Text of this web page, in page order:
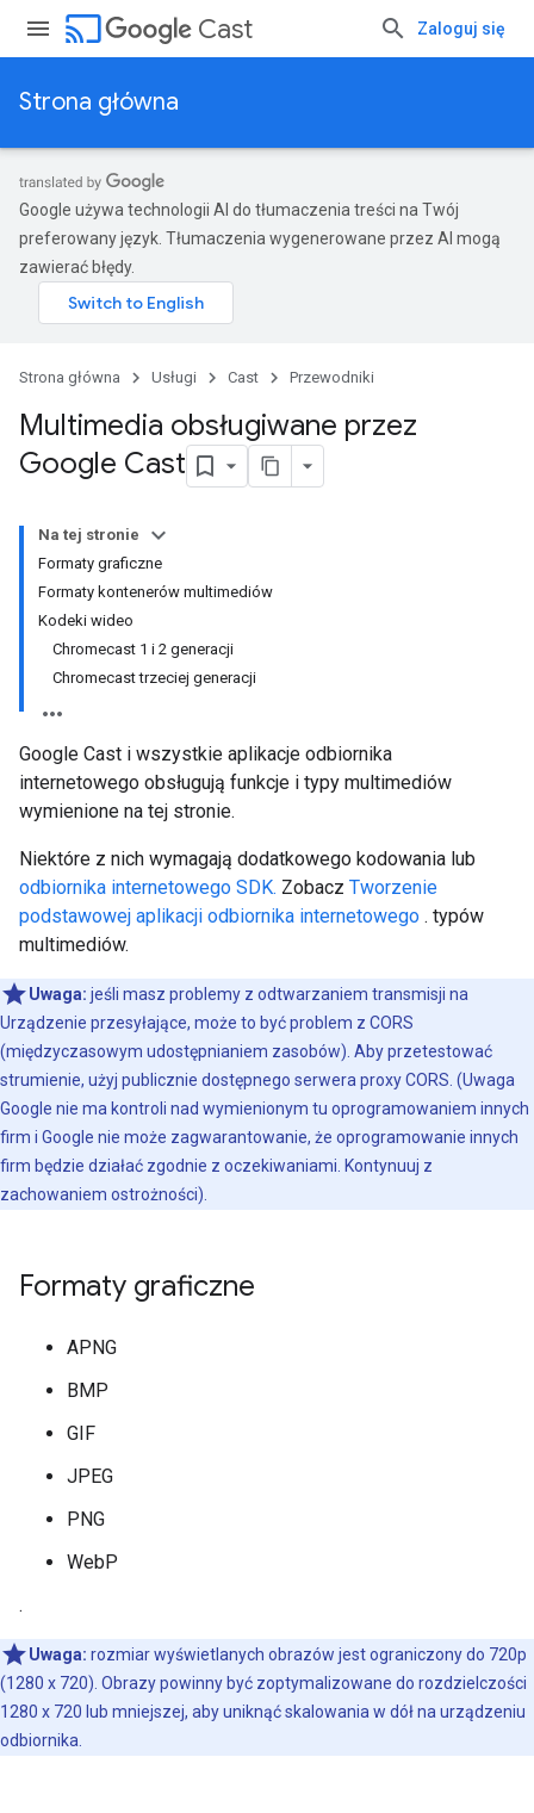
cast Cast Zaloguj się
Strona główna
Google używa technologii AI do tłumaczenia treści na Twój
preferowany język. Tłumaczenia wygenerowane przez AI mogą
zawierać błędy.
Strona główna Usługi Cast Przewodniki
Multimedia obsługiwane przez
Google Cast
Na tej stronie
Formaty graficzne
Formaty kontenerów multimediów
Kodeki wideo
Chromecast 1 i 2 generacji
Chromecast trzeciej generacji
Google Cast i wszystkie aplikacje odbiornika
internetowego obsługują funkcje i typy multimediów
wymienione na tej stronie.
Niektóre z nich wymagają dodatkowego kodowania lub
odbiornika internetowego SDK. Zobacz Tworzenie
podstawowej aplikacji odbiornika internetowego . typów
multimediów.
Uwaga: jeśli masz problemy z odtwarzaniem transmisji na
Urządzenie przesyłające, może to być problem z CORS
(międzyczasowym udostępnianiem zasobów). Aby przetestować
strumienie, użyj publicznie dostępnego serwera proxy CORS. (Uwaga
Google nie ma kontroli nad wymienionym tu oprogramowaniem innych
firm i Google nie może zagwarantowanie, że oprogramowanie innych
firm będzie działać zgodnie z oczekiwaniami. Kontynuuj z
zachowaniem ostrożności).
Formaty graficzne
APNG
BMP
GIF
JPEG
PNG
WebP
.
Uwaga: rozmiar wyświetlanych obrazów jest ograniczony do 720p
(1280 x 720). Obrazy powinny być zoptymalizowane do rozdzielczości
1280 x 720 lub mniejszej, aby uniknąć skalowania w dół na urządzeniu
odbiornika.